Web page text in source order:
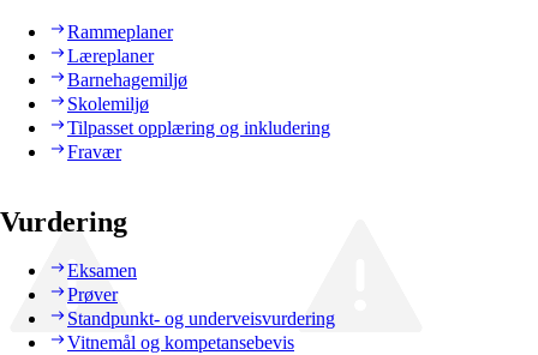
Rammeplaner
Læreplaner
Barnehagemiljø
Skolemiljø
Tilpasset opplæring og inkludering
Fravær
Vurdering
Eksamen
Prøver
Standpunkt- og underveisvurdering
Vitnemål og kompetansebevis